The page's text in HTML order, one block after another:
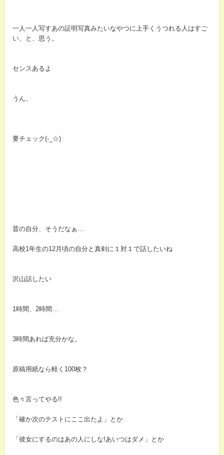
一人一人写すあの証明写真みたいなやつに上手くうつれる人はすご
い、と、思う。
センスあるよ
うん、
要チェック(-_☆)
昔の自分、そうだなぁ…
高校1年生の12月頃の自分と真剣に１対１で話したいね
沢山話したい
1時間、2時間…
3時間あれば充分かな。
原稿用紙なら軽く100枚？
色々言ってやる!!
「確か次のテストにここ出たよ」とか
「彼女にするのはあの人にしな!あいつはダメ」とか